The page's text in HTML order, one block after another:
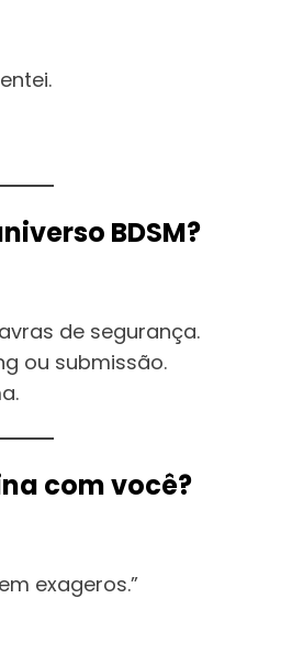
BDSM?
de segurança.
ou submissão.
com você?
exageros.”